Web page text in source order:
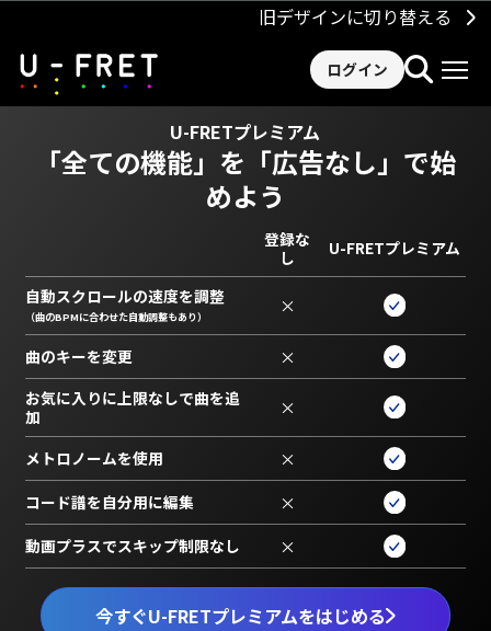
旧デザインに切り替える
ログイン
U-FRETプレミアム
「全ての機能」を 「広告なし」で始
めよう
今すぐU-FRETプレミアムをはじめる
登録な
し
U-FRETプレミアム
自動スクロールの速度を調整
（曲のBPMに合わせた自動調整もあり） ×
曲のキーを変更 ×
お気に入りに上限なしで曲を追
加
×
メトロノームを使用 ×
コード譜を自分用に編集 ×
動画プラスでスキップ制限なし ×